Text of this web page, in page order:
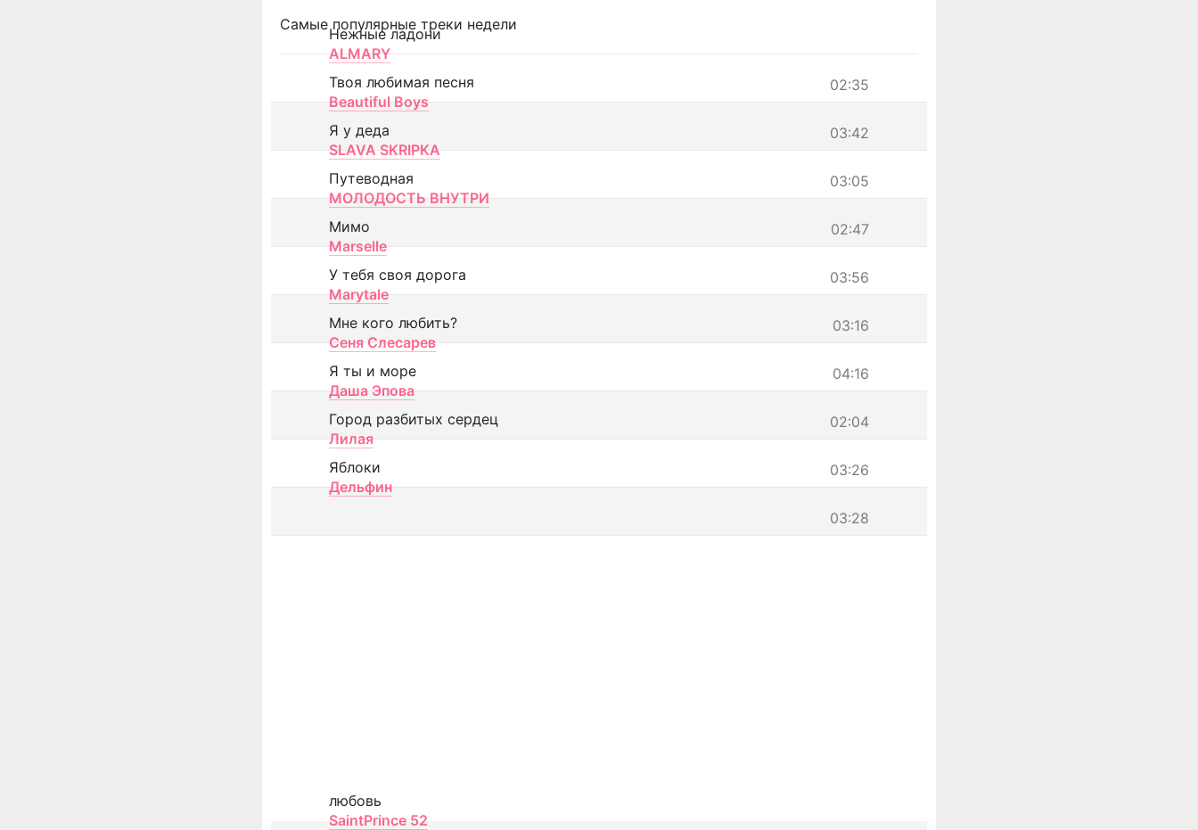
Самые популярные треки недели
Нежные ладони
ALMARY
02:35
Твоя любимая песня
Beautiful Boys
03:42
Я у деда
SLAVA SKRIPKA
03:05
Путеводная
МОЛОДОСТЬ ВНУТРИ
02:47
Мимо
Marselle
03:56
У тебя своя дорога
Marytale
03:16
Мне кого любить?
Сеня Слесарев
04:16
Я ты и море
Даша Эпова
02:04
Город разбитых сердец
Лилая
03:26
Яблоки
Дельфин
03:28
любовь
SaintPrince 52